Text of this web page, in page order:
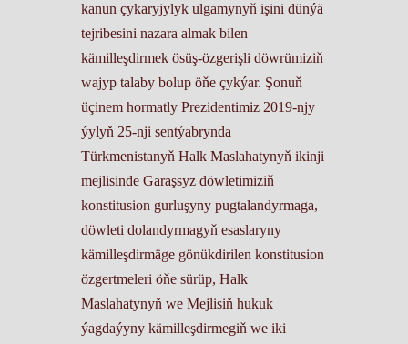
kanun çykaryjylyk ulgamynyň işini dünýä
tejribesini nazara almak bilen
kämilleşdirmek ösüş-özgerişli döwrümiziň
wajyp talaby bolup öňe çykýar. Şonuň
üçinem hormatly Prezidentimiz 2019-njy
ýylyň 25-nji sentýabrynda
Türkmenistanyň Halk Maslahatynyň ikinji
mejlisinde Garaşsyz döwletimiziň
konstitusion gurluşyny pugtalandyrmaga,
döwleti dolandyrmagyň esaslaryny
kämilleşdirmäge gönükdirilen konstitusion
özgertmeleri öňe sürüp, Halk
Maslahatynyň we Mejlisiň hukuk
ýagdaýyny kämilleşdirmegiň we iki